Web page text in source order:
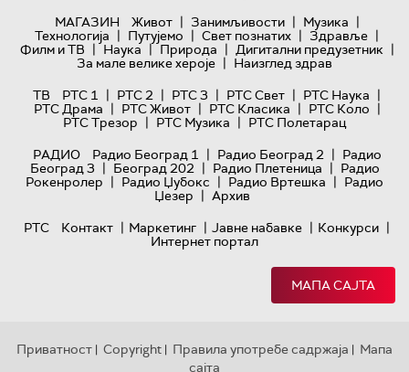
МАГАЗИН
Живот | Занимљивости | Музика |
Технологијa | Путујемо | Свет познатих | Здравље |
Филм и ТВ | Наука | Природа | Дигитални предузетник |
За мале велике хероје | Наизглед здрав
ТВ
РТС 1 | РТС 2 | РТС 3 | РТС Свет | РТС Наука |
РТС Драма | РТС Живот | РТС Класика | РТС Коло |
РТС Трезор | РТС Музика | РТС Полетарац
РАДИО
Радио Београд 1 | Радио Београд 2 | Радио
Београд 3 | Београд 202 | Радио Плетеница | Радио
Рокенролер | Радио Џубокс | Радио Вртешка | Радио
Џезер | Архив
РТС
Контакт | Маркетинг | Јавне набавке | Конкурси |
Интернет портал
МАПА САЈТА
Приватност | Copyright | Правила употребе садржаја | Мапа
сајта